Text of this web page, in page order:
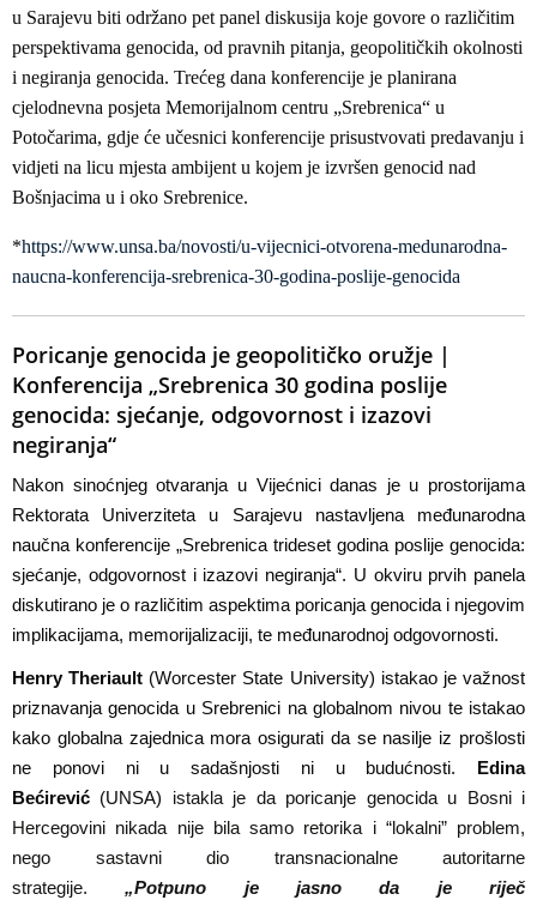
u Sarajevu biti održano pet panel diskusija koje govore o različitim
perspektivama genocida, od pravnih pitanja, geopolitičkih okolnosti
i negiranja genocida. Trećeg dana konferencije je planirana
cjelodnevna posjeta Memorijalnom centru „Srebrenica“ u
Potočarima, gdje će učesnici konferencije prisustvovati predavanju i
vidjeti na licu mjesta ambijent u kojem je izvršen genocid nad
Bošnjacima u i oko Srebrenice.
*https://www.unsa.ba/novosti/u-vijecnici-otvorena-medunarodna-
naucna-konferencija-srebrenica-30-godina-poslije-genocida
Poricanje genocida je geopolitičko oružje |
Konferencija „Srebrenica 30 godina poslije
genocida: sjećanje, odgovornost i izazovi
negiranja“
Nakon sinoćnjeg otvaranja u Vijećnici danas je u prostorijama
Rektorata Univerziteta u Sarajevu nastavljena međunarodna
naučna konferencije „Srebrenica trideset godina poslije genocida:
sjećanje, odgovornost i izazovi negiranja“. U okviru prvih panela
diskutirano je o različitim aspektima poricanja genocida i njegovim
implikacijama, memorijalizaciji, te međunarodnoj odgovornosti.
Henry Theriault (Worcester State University) istakao je važnost
priznavanja genocida u Srebrenici na globalnom nivou te istakao
kako globalna zajednica mora osigurati da se nasilje iz prošlosti
ne ponovi ni u sadašnjosti ni u budućnosti.
Edina
Bećirević (UNSA) istakla je da poricanje genocida u Bosni i
Hercegovini nikada nije bila samo retorika i “lokalni” problem,
nego sastavni dio transnacionalne autoritarne
strategije.„Potpuno je jasno da je riječ